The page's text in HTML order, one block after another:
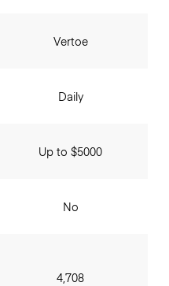
Vertoe
Daily
Up to $5000
No
4,708